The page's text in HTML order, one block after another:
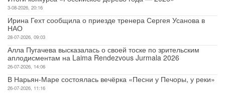
3-08-2026, 20:16
Ирина Гехт сообщила о приезде тренера Сергея Усанова в
НАО
28-07-2026, 09:03
Алла Пугачева высказалась о своей тоске по зрительским
аплодисментам на Laima Rendezvous Jurmala 2026
26-07-2026, 14:06
В Нарьян-Маре состоялась вечёрка «Песни у Печоры, у реки»
26-07-2026, 11:16